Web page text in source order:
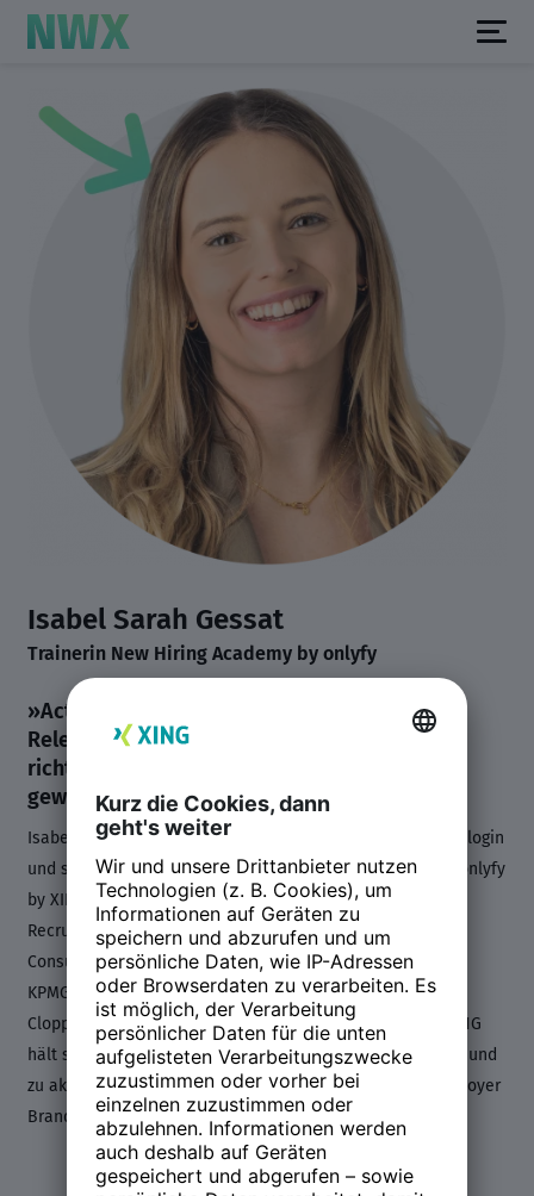
Isabel Sarah Gessat
Trainerin New Hiring Academy by onlyfy
»Active Sourcing gewinnt immer weiter an
Relevanz in allen Branchen, wenn man die
richtigen Talente zur richtigen Zeit für sich
gewinnen möchte.«
Isabel Sarah Gessat ist Arbeits- und Organisationspsychologin
und systemischer Coach. Sie ist seit November 2022 bei onlyfy
by XING und hat vorher Berufserfahrung in den Bereichen
Recruiting, Employer Branding, Personalentwicklung,
Consulting und Marketing gesammelt, unter anderem bei
KPMG, bei der OTTO GmbH & Co KG und bei der Peek &
Cloppenburg KG Düsseldorf. Als Trainerin bei onlyfy by XING
hält sie Vorträge und Workshops zu den onlyfy Produkten und
zu aktuellen Trends in den Bereichen Recruiting und Employer
Branding.